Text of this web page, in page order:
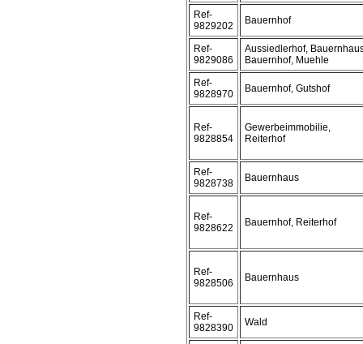
Ref-
9829202
Bauernhof
Ref-
9829086
Aussiedlerhof,
Bauernhof, Muehle
Ref-
9828970
Bauernhof, Gutshof
Ref-
9828854
Gewerbeimmobilie,
Reiterhof
Ref-
9828738
Bauernhaus
Ref-
9828622
Bauernhof, Reiterhof
Ref-
9828506
Bauernhaus
Ref-
9828390
Wald